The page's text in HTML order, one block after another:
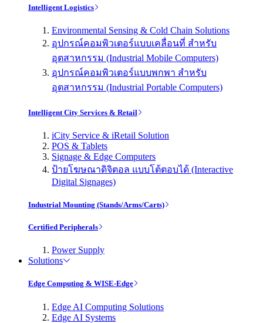
Intelligent Logistics
Environmental Sensing & Cold Chain Solutions
อุปกรณ์คอมพิวเตอร์แบบเคลื่อนที่ สำหรับ
อุตสาหกรรม (Industrial Mobile Computers)
อุปกรณ์คอมพิวเตอร์แบบพกพา สำหรับ
อุตสาหกรรม (Industrial Portable Computers)
Intelligent City Services & Retail
iCity Service & iRetail Solution
POS & Tablets
Signage & Edge Computers
ป้ายโฆษณาดิจิตอล แบบโต้ตอบได้ (Interactive
Digital Signages)
Industrial Mounting (Stands/Arms/Carts)
Certified Peripherals
Power Supply
Solutions
Edge Computing & WISE-Edge
Edge AI Computing Solutions
Edge AI Systems